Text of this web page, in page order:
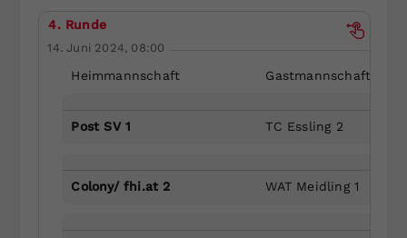
4. Runde
14. Juni 2024, 08:00
Heimmannschaft Gastmannschaft
Post SV 1 TC Essling 2
Colony/ fhi.at 2 WAT Meidling 1